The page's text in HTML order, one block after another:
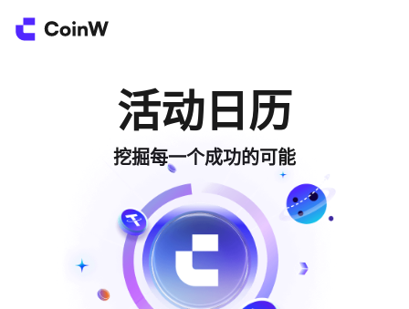
活动日历
挖掘每一个成功的可能